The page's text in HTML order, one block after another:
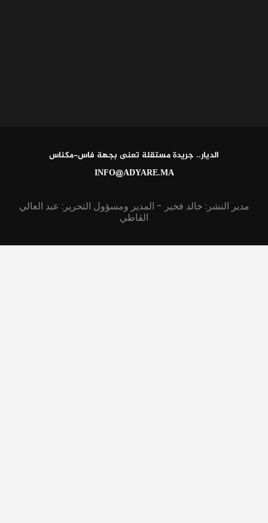
الديار.. جريدة مستقلة تعنى بجهة فاس-مكناس
INFO@ADYARE.MA
مدير النشر: خالد فخير - المدير ومسؤول التحرير: عبد العالي
القاطي